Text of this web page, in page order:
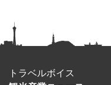
トラベルボイス